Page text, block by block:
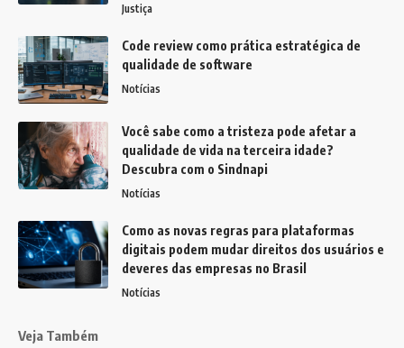
Justiça
Code review como prática estratégica de
qualidade de software
Notícias
Você sabe como a tristeza pode afetar a
qualidade de vida na terceira idade?
Descubra com o Sindnapi
Notícias
Como as novas regras para plataformas
digitais podem mudar direitos dos usuários e
deveres das empresas no Brasil
Notícias
Veja Também